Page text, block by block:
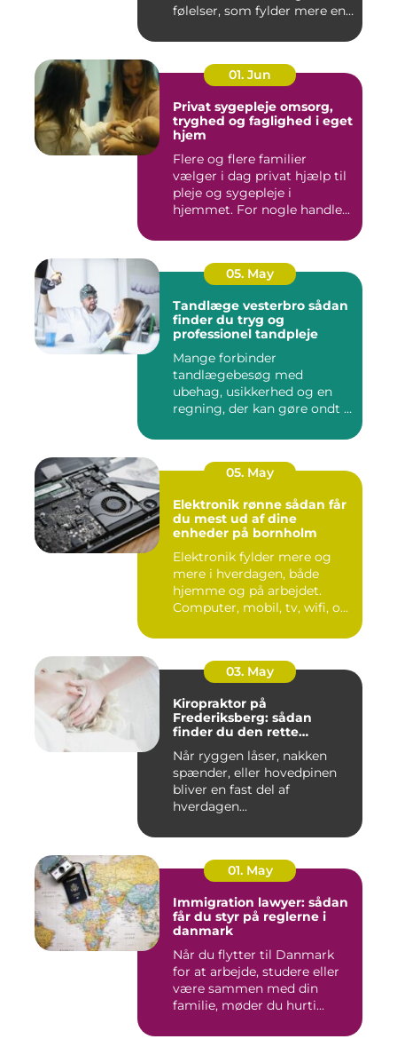
følelser, som fylder mere end
01. Jun
Privat sygepleje omsorg,
tryghed og faglighed i eget
hjem
Flere og flere familier
vælger i dag privat hjælp til
pleje og sygepleje i
hjemmet. For nogle handle...
05. May
Tandlæge vesterbro sådan
finder du tryg og
professionel tandpleje
Mange forbinder
tandlægebesøg med
ubehag, usikkerhed og en
regning, der kan gøre ondt i
05. May
Elektronik rønne sådan får
du mest ud af dine
enheder på bornholm
Elektronik fylder mere og
mere i hverdagen, både
hjemme og på arbejdet.
Computer, mobil, tv, wifi, o...
03. May
Kiropraktor på
Frederiksberg: sådan
finder du den rette
Når ryggen låser, nakken
spænder, eller hovedpinen
bliver en fast del af
hverdagen...
01. May
Immigration lawyer: sådan
får du styr på reglerne i
danmark
Når du flytter til Danmark
for at arbejde, studere eller
være sammen med din
familie, møder du hurti...